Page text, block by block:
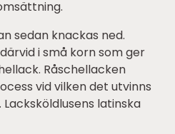
sedan knackas ned.
i små korn som ger
Råschellacken
vid vilken det utvinns
latinska